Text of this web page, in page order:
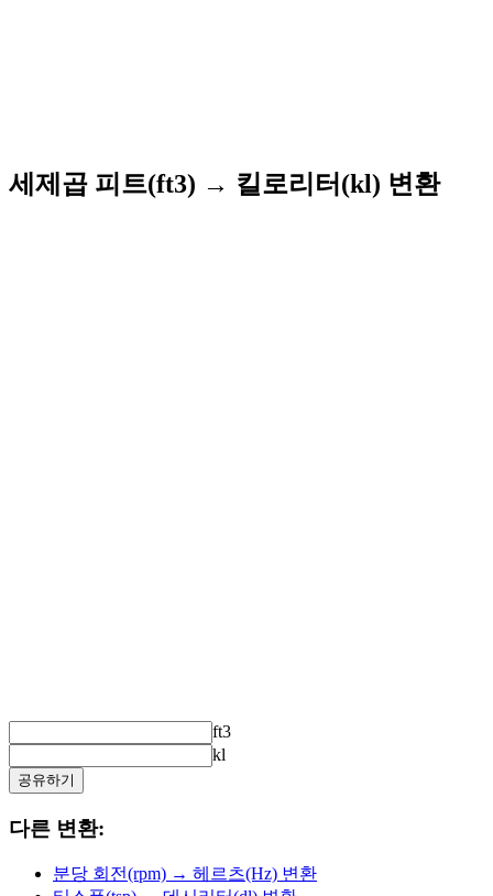
세제곱 피트(ft3) → 킬로리터(kl) 변환
ft3
kl
공유하기
다른 변환:
분당 회전(rpm) → 헤르츠(Hz) 변환